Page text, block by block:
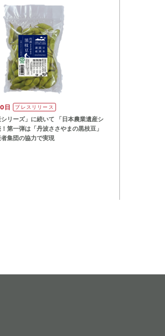
日 プレスリリース
シリーズ」に続いて 「日本農業遺産シ
第一弾は「丹波ささやまの黒枝豆」
集団の協力で実現